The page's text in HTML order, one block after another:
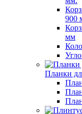
900
мм
Планки